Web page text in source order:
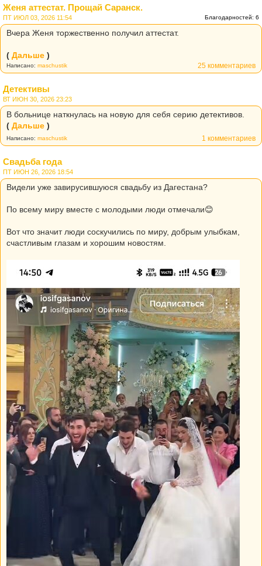
Женя аттестат. Прощай Саранск.
Благодарностей: 6
ПТ ИЮЛ 03, 2026 11:54
Вчера Женя торжественно получил аттестат.
( Дальше )
25 комментариев
Написано: maschustik
Детективы
ВТ ИЮН 30, 2026 23:23
В больнице наткнулась на новую для себя серию детективов.
( Дальше )
1 комментариев
Написано: maschustik
Свадьба года
ПТ ИЮН 26, 2026 18:54
Видели уже завирусившуюся свадьбу из Дагестана?
По всему миру вместе с молодыми люди отмечали😊
Вот что значит люди соскучились по миру, добрым улыбкам,
счастливым глазам и хорошим новостям.